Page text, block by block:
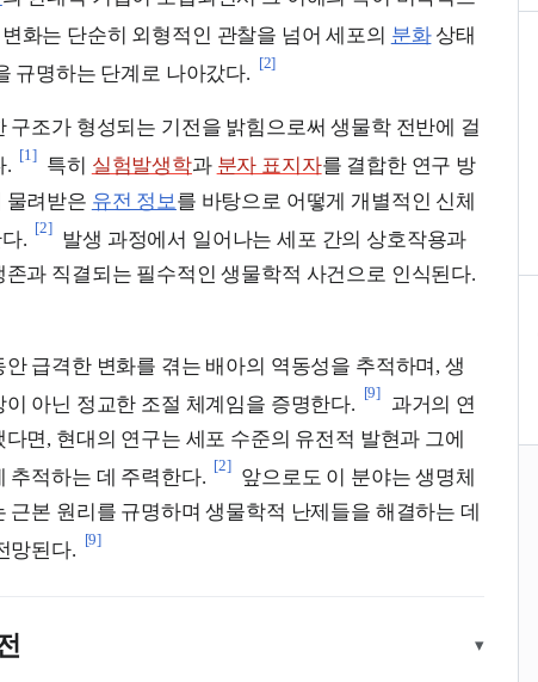
화는 단순히 외형적인 관찰을 넘어 세포의 분화상태
규명하는 단계로 나아갔다.
[2]
구조가 형성되는 기전을 밝힘으로써 생물학 전반에 걸
.
[1]
특히 실험발생학과 분자 표지자를 결합한 연구 방
물려받은 유전 정보 를 바탕으로 어떻게 개별적인 신체
.
[2]
발생 과정에서 일어나는 세포 간의 상호작용과
과 직결되는 필수적인 생물학적 사건으로 인식된다.
급격한 변화를 겪는 배아의 역동성을 추적하며, 생
아닌 정교한 조절 체계임을 증명한다.
[9]
과거의 연
면, 현대의 연구는 세포 수준의 유전적 발현과 그에
추적하는 데 주력한다.
[2]
앞으로도 이 분야는 생명체
근본 원리를 규명하며 생물학적 난제들을 해결하는 데
망된다.
[9]
▾